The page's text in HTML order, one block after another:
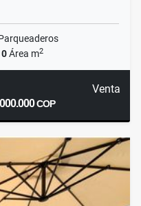
Área m2
Venta
COP